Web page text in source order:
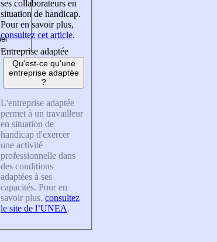
ses collaborateurs en
situation de handicap.
Pour en savoir plus,
consultez cet article.
Entreprise adaptée
Qu'est-ce qu'une
entreprise adaptée
?
L'entreprise adaptée
permet à un travailleur
en situation de
handicap d'exercer
une activité
professionnelle dans
des conditions
adaptées à ses
capacités. Pour en
savoir plus, consultez
le site de l’UNEA.